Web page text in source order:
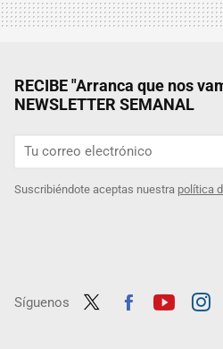
RECIBE "Arranca que nos
NEWSLETTER SEMANAL
Suscribiéndote aceptas nuestra política
Síguenos